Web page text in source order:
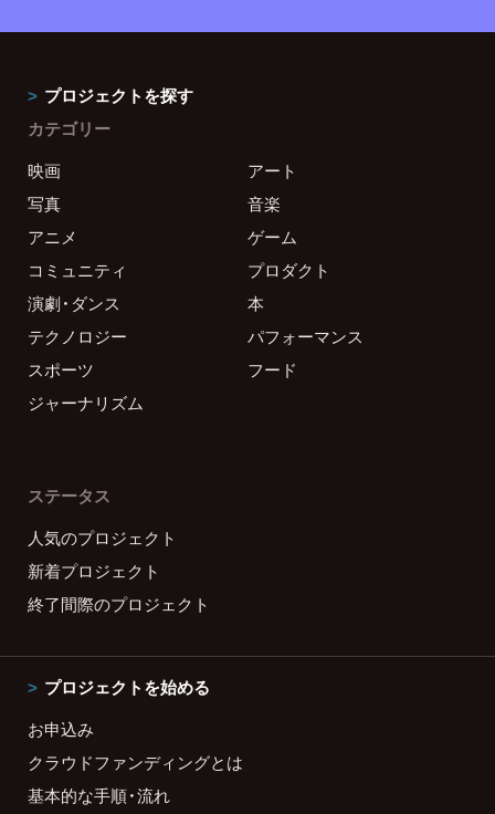
プロジェクトを探す
カテゴリー
映画
アート
写真
音楽
アニメ
ゲーム
コミュニティ
プロダクト
演劇・ダンス
本
テクノロジー
パフォーマンス
スポーツ
フード
ジャーナリズム
ステータス
人気のプロジェクト
新着プロジェクト
終了間際のプロジェクト
プロジェクトを始める
お申込み
クラウドファンディングとは
基本的な手順・流れ